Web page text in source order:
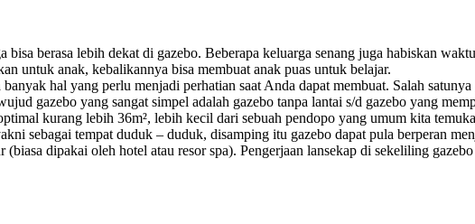
bisa berasa lebih dekat di gazebo. Beberapa keluarga senang juga habiskan
untuk anak, kebalikannya bisa membuat anak puas untuk belajar.
hal yang perlu menjadi perhatian saat Anda dapat membuat. Salah
gazebo yang sangat simpel adalah gazebo tanpa lantai s/d gazebo yang
kurang lebih 36m², lebih kecil dari sebuah pendopo yang umum kita
sebagai tempat duduk – duduk, disamping itu gazebo dapat pula berperan
dipakai oleh hotel atau resor spa). Pengerjaan lansekap di sekeliling